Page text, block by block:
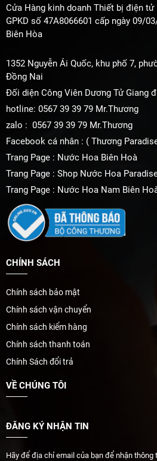
Cửa Hàng kinh doanh Thiết bị điện tử
GPKD số 47A8066601 cấp ngày 09/
Biên Hòa
1352 Nguyễn Ái Quốc, khu phố 7,
Đồng Nai
Đối diện Công Viên Dương Tử Giang
hotline: 0567 39 39 79 Mr.Thương
zalo : 0567 39 39 79 Mr.Thương
Facebook cá nhân : ( Thương
Trang Page : Nước Hoa Biên Hoà
Trang Page : Shop Nước Hoa
Trang Page : Nước Hoa Nam Biên
CHÍNH SÁCH
Chính sách bảo mật
Chính sách vận chuyển
Chính sách kiểm hàng
Chính sách thanh toán
Chính Sách đổi trả
VỀ CHÚNG TÔI
ĐĂNG KÝ NHẬN TIN
Hãy để địa chỉ email của bạn để nhận thông